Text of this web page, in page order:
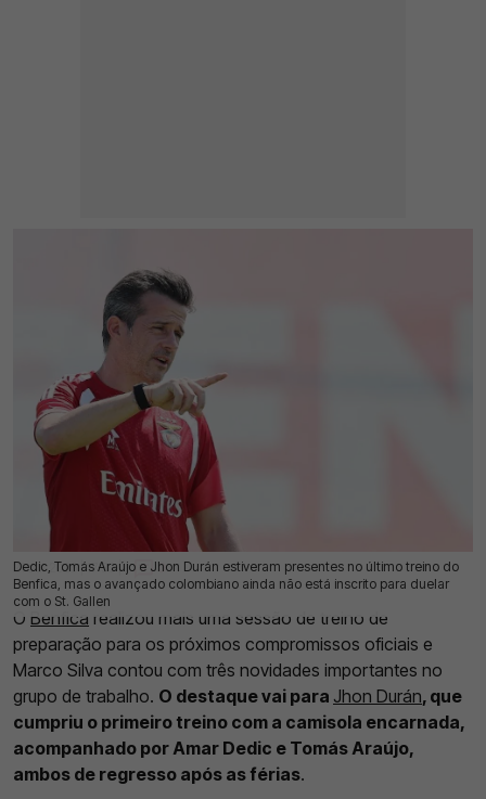
Dedic, Tomás Araújo e Jhon Durán estiveram presentes no último treino do
Benfica, mas o avançado colombiano ainda não está inscrito para duelar
com o St. Gallen
21 Jul 2026 | 17:30 | 0
O Benfica realizou mais uma sessão de treino de
preparação para os próximos compromissos oficiais e
Marco Silva contou com três novidades importantes no
grupo de trabalho. O destaque vai para Jhon Durán, que
cumpriu o primeiro treino com a camisola encarnada,
acompanhado por Amar Dedic e Tomás Araújo,
ambos de regresso após as férias.